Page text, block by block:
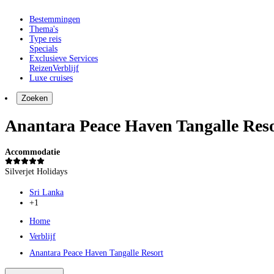
Bestemmingen
Thema's
Type reis
Specials
Exclusieve Services
ReizenVerblijf
Luxe cruises
Zoeken
Anantara Peace Haven Tangalle
Accommodatie
Silverjet Holidays
Sri Lanka
+1
Home
Verblijf
Anantara Peace Haven Tangalle Resort